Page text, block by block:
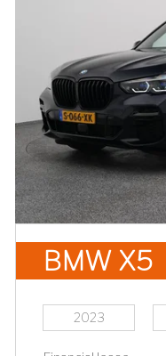
BMW X5
2023